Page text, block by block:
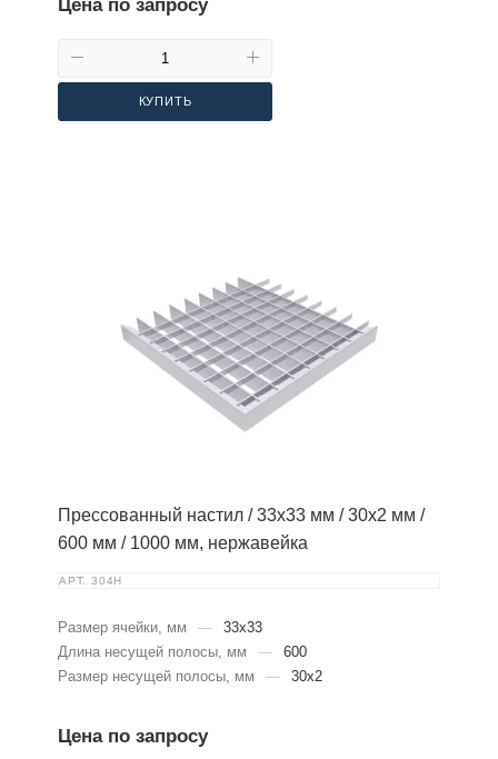
Цена по запросу
КУПИТЬ
Прессованный настил / 33х33 мм / 30х2 мм /
600 мм / 1000 мм, нержавейка
АРТ. 304Н
Размер ячейки, мм —
33х33
Длина несущей полосы, мм
—
600
Размер несущей полосы, мм
— 30х2
Цена по запросу